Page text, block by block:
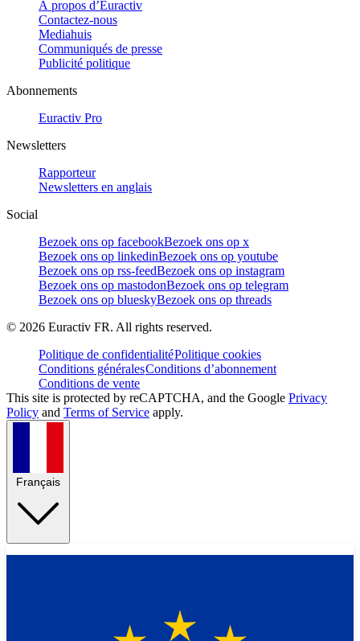
À propos d’Euractiv
Contactez-nous
Mediahuis
Communiqués de presse
Publicité politique
Abonnements
Euractiv Pro
Newsletters
Rapporteur
Newsletters en anglais
Social
Bezoek ons op facebookBezoek ons op x
Bezoek ons op linkedinBezoek ons op youtube
Bezoek ons op rss-feedBezoek ons op instagram
Bezoek ons op mastodonBezoek ons op telegram
Bezoek ons op blueskyBezoek ons op threads
© 2026 Euractiv FR. All rights reserved.
Politique de confidentialitéPolitique cookies
Conditions généralesConditions d’abonnement
Conditions de vente
This site is protected by reCAPTCHA, and the Google Privacy
Policy and Terms of Service apply.
Français